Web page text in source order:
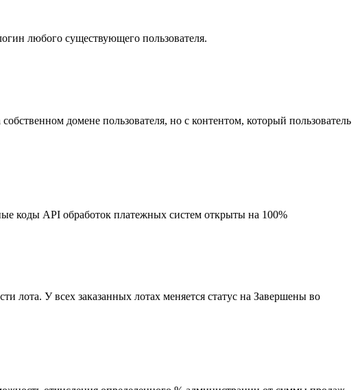
любого существующего пользователя.
домене пользователя, но с контентом, который пользователь
коды API обработок платежных систем открыты на 100%
лота. У всех заказанных лотах меняется статус на Завершены во